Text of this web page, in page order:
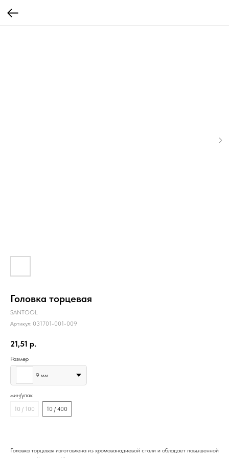
Головка торцевая
SANTOOL
Артикул: 031701-001-009
21,51 р.
Размер
9 мм
мин/упак
10 / 100
10 / 400
Головка торцевая изготовлена из хромованадиевой стали и обладает повышенной